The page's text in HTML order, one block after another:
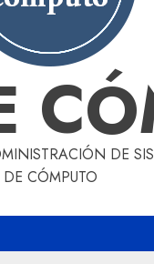
DE
DE CÓMPUTO